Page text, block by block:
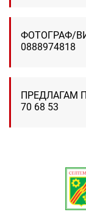
ФОТОГРАФ/
0888974818
ПРЕДЛАГАМ
70 68 53